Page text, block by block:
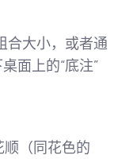
合大小，或者通
面上的“底注”
顺（同花色的